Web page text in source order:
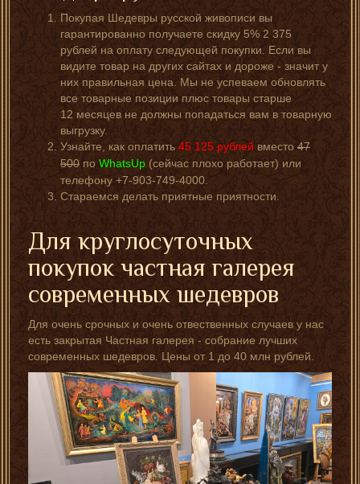
Покупая Шедевры русской живописи вы
гарантированно получаете скидку 5% 2 375
рублей на оплату следующей покупки. Если вы
видите товар на других сайтах и дороже - значит у
них правильная цена. Мы не успеваем обновлять
все товарные позиции плюс товары старше
12 месяцев не должны попадаться вам в товарную
выгрузку.
Узнайте, как оплатить45 125 рублейвместо47
500поWhatsUp (сейчас плохо работает) или
телефону +7-903-749-4000.
Стараемся делать приятные приятности.
Для круглосуточных
покупок частная галерея
современных шедевров
Для очень срочных и очень отвественных случаев у нас
есть закрытая Частная галерея - собрание лучших
современных шедевров. Цены от 1 до 40 млн рублей.